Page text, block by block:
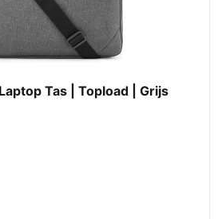
Tas | Topload | Grijs